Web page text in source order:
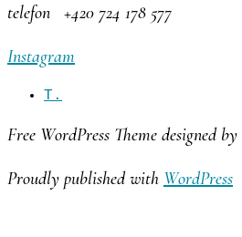
telefon +420 724 178 577
Instagram
T.
Free WordPress Theme designed by
Proudly published with WordPress